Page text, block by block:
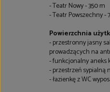
- TeatrNowy - 350 m
- TeatrPowszechny -
Powierzchnia
- przestronny jasny
prowadzących na
- funkcjonalny aneks
- przestrzeń sypialną
- łazienkę z WC